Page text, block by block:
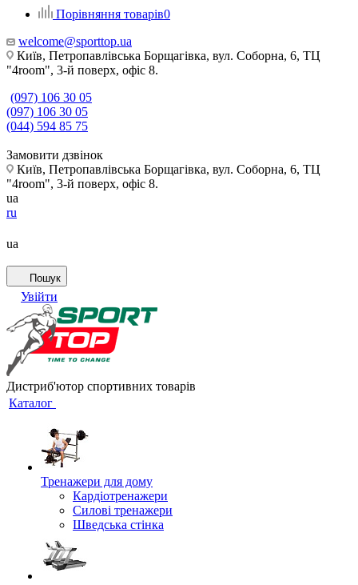
Порівняння товарів0
welcome@sporttop.ua
Київ, Петропавлівська Борщагівка, вул. Соборна, 6, ТЦ
"4room", 3-й поверх, офіс 8.
(097) 106 30 05
(097) 106 30 05
(044) 594 85 75
Замовити дзвінок
Київ, Петропавлівська Борщагівка, вул. Соборна, 6, ТЦ
"4room", 3-й поверх, офіс 8.
ua
ru
ua
Пошук
Увійти
Дистриб'ютор спортивних товарів
Каталог
Тренажери для дому
Кардіотренажери
Силові тренажери
Шведська стінка